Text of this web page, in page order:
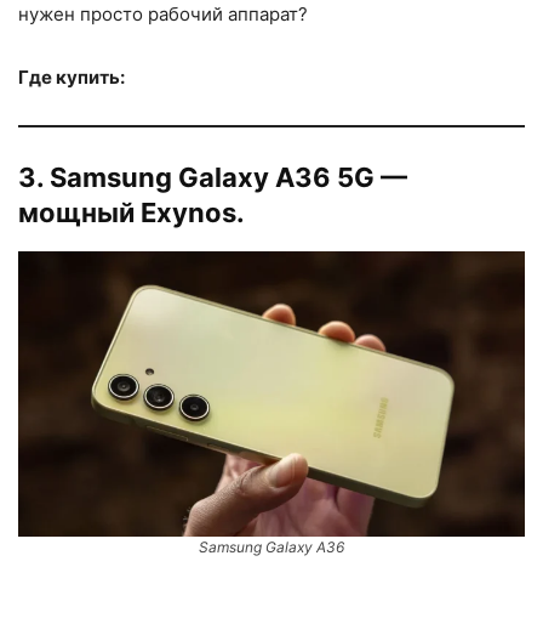
нужен просто рабочий аппарат?
Где купить:
3. Samsung Galaxy A36 5G —
мощный Exynos.
Samsung Galaxy A36